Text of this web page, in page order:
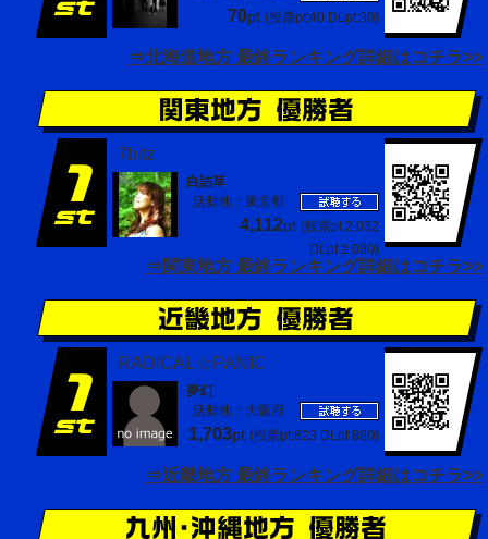
70pt (投票pt:40 DLpt:30)
⇒北海道地方 最終ランキング詳細はコチラ>>
7bitz
白詰草
活動地：東京都
4,112pt (投票pt:2,032
DLpt:2,080)
⇒関東地方 最終ランキング詳細はコチラ>>
RADICAL☆PANIC
夢幻
活動地：大阪府
1,703pt (投票pt:823 DLpt:880)
⇒近畿地方 最終ランキング詳細はコチラ>>